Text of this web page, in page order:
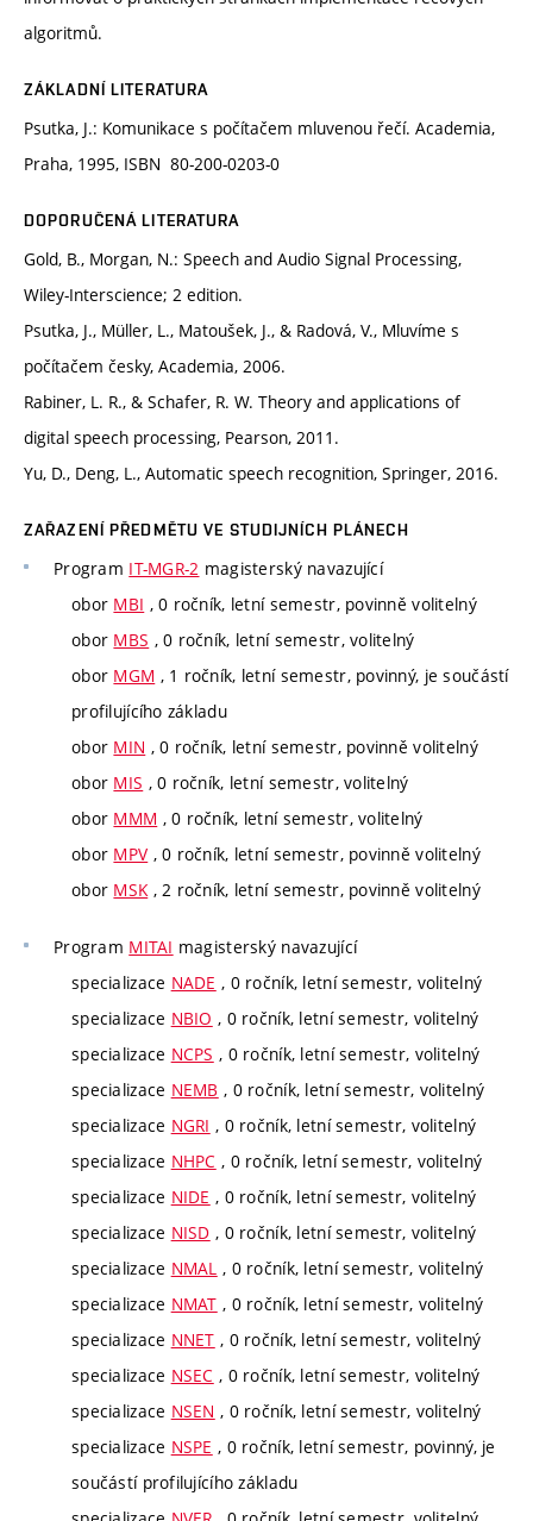
algoritmů.
ZÁKLADNÍ LITERATURA
Psutka, J.: Komunikace s počítačem mluvenou řečí. Academia,
Praha, 1995, ISBN 80-200-0203-0
DOPORUČENÁ LITERATURA
Gold, B., Morgan, N.: Speech and Audio Signal Processing,
Wiley-Interscience; 2 edition.
Psutka, J., Müller, L., Matoušek, J., & Radová, V., Mluvíme s
počítačem česky, Academia, 2006.
Rabiner, L. R., & Schafer, R. W. Theory and applications of
digital speech processing, Pearson, 2011.
Yu, D., Deng, L., Automatic speech recognition, Springer, 2016.
ZAŘAZENÍ PŘEDMĚTU VE STUDIJNÍCH PLÁNECH
Program IT-MGR-2 magisterský navazující
obor MBI , 0 ročník, letní semestr, povinně volitelný
obor MBS , 0 ročník, letní semestr, volitelný
obor MGM , 1 ročník, letní semestr, povinný, je součástí
profilujícího základu
obor MIN , 0 ročník, letní semestr, povinně volitelný
obor MIS , 0 ročník, letní semestr, volitelný
obor MMM , 0 ročník, letní semestr, volitelný
obor MPV , 0 ročník, letní semestr, povinně volitelný
obor MSK, 2 ročník, letní semestr, povinně volitelný
Program MITAI magisterský navazující
specializace NADE , 0 ročník, letní semestr, volitelný
specializace NBIO , 0 ročník, letní semestr, volitelný
specializace NCPS , 0 ročník, letní semestr, volitelný
specializace NEMB , 0 ročník, letní semestr, volitelný
specializace NGRI , 0 ročník, letní semestr, volitelný
specializace NHPC , 0 ročník, letní semestr, volitelný
specializace NIDE , 0 ročník, letní semestr, volitelný
specializace NISD , 0 ročník, letní semestr, volitelný
specializace NMAL , 0 ročník, letní semestr, volitelný
specializace NMAT , 0 ročník, letní semestr, volitelný
specializace NNET , 0 ročník, letní semestr, volitelný
specializace NSEC , 0 ročník, letní semestr, volitelný
specializace NSEN , 0 ročník, letní semestr, volitelný
specializace NSPE , 0 ročník, letní semestr, povinný, je
součástí profilujícího základu